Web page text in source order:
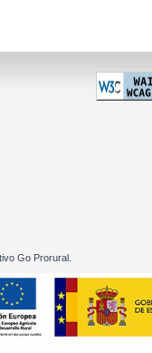
01
Go Prorural.